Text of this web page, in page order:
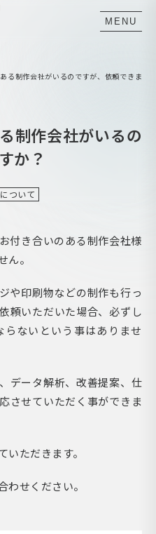
MENU
る制作会社がいるのですが、依頼できま
制作会社がいるの
か？
ついて
付き合いのある制作会社様
ん。
や印刷物などの制作も行っ
頼いただいた場合、必ずし
ないという事はありませ
データ解析、改善提案、仕
させていただく事ができま
ただきます。
わせください。